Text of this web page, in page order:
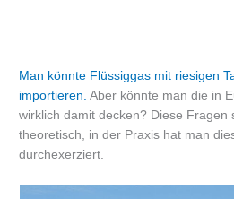
Man könnte Flüssiggas mit riesigen
importieren. Aber könnte man die in
wirklich damit decken? Diese Fragen
theoretisch, in der Praxis hat man
durchexerziert.